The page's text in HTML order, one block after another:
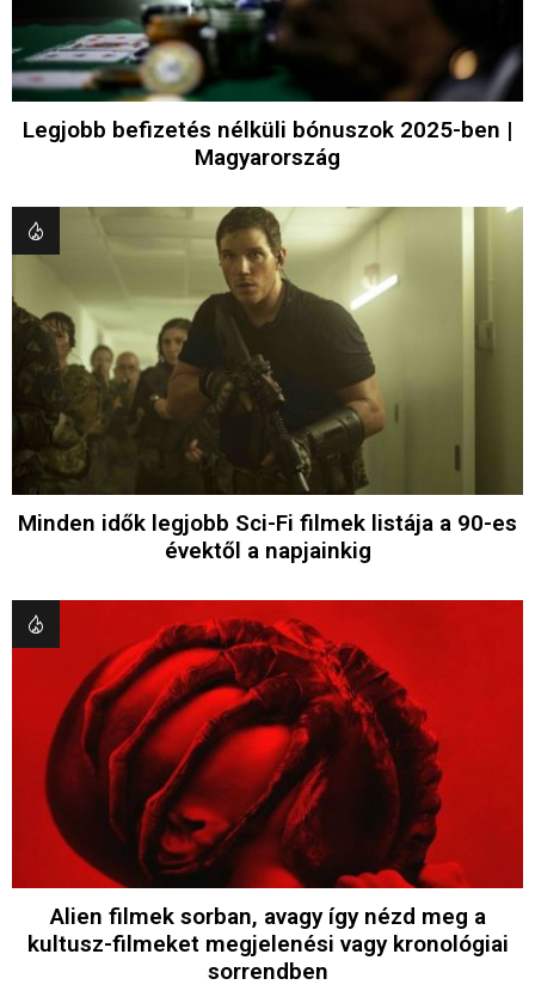
Legjobb befizetés nélküli bónuszok 2025-ben |
Magyarország
Minden idők legjobb Sci-Fi filmek listája a 90-es
évektől a napjainkig
Alien filmek sorban, avagy így nézd meg a
kultusz-filmeket megjelenési vagy kronológiai
sorrendben